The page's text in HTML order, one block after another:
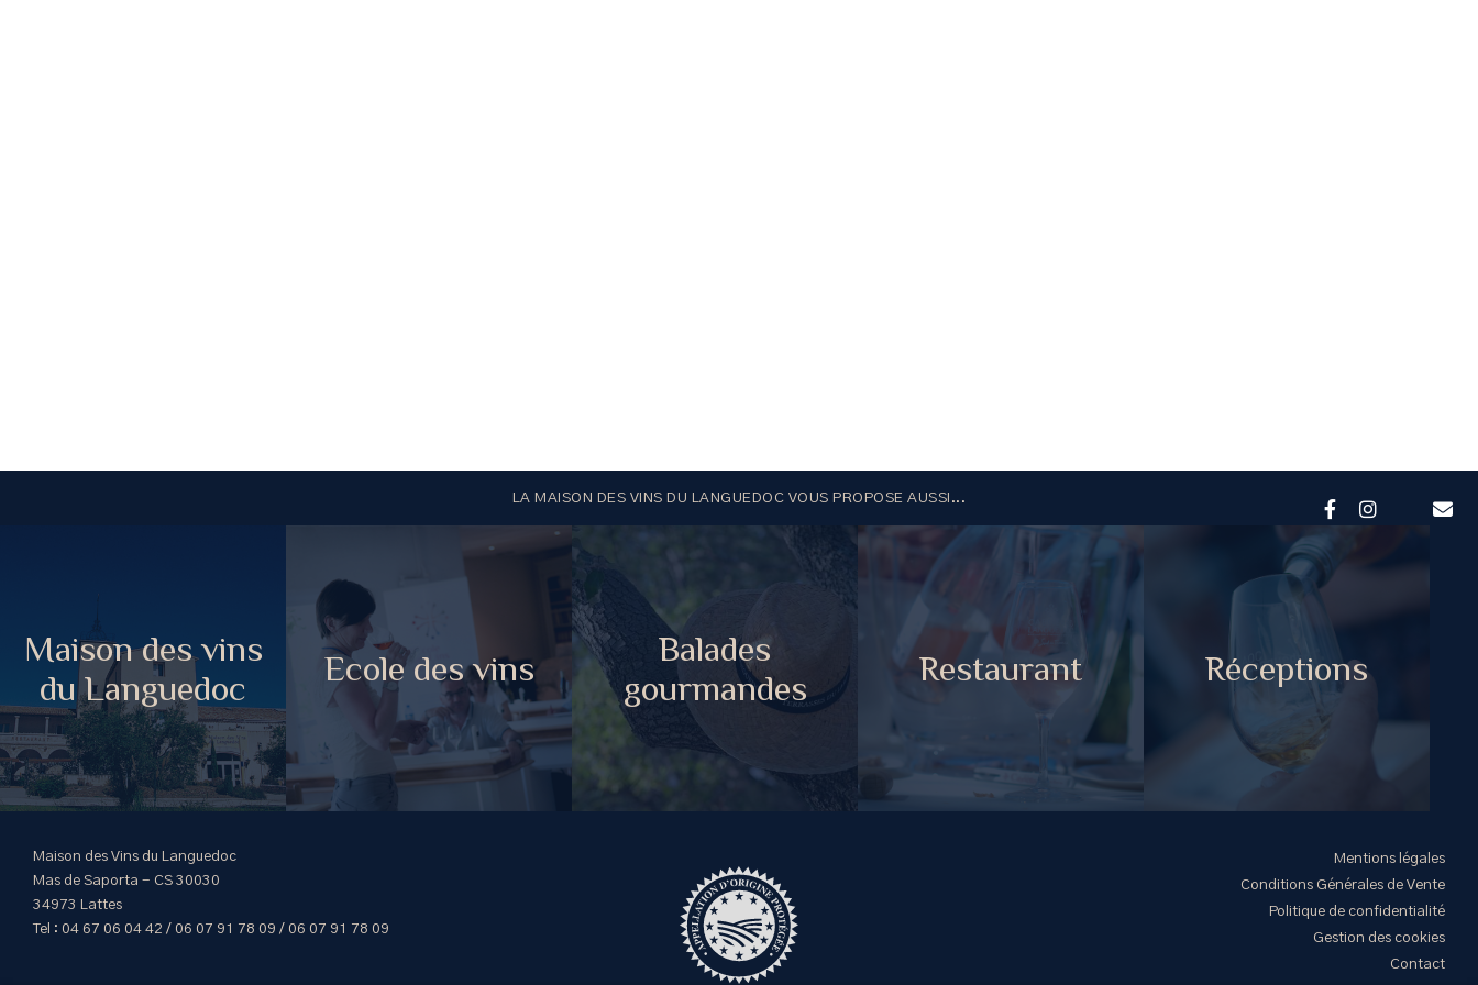
LA MAISON DES VINS DU LANGUEDOC VOUS PROPOSE AUSSI...
Maison des vins
du Languedoc
Ecole des vins
Balades
gourmandes
Restaurant Réceptions
Maison des Vins du Languedoc
Mas de Saporta - CS 30030
34973 Lattes
Tel : 04 67 06 04 42 / 06 07 91 78 09 / 06 07 91 78 09
Mentions légales
Conditions Générales de Vente
Politique de confidentialité
Gestion des cookies
Contact